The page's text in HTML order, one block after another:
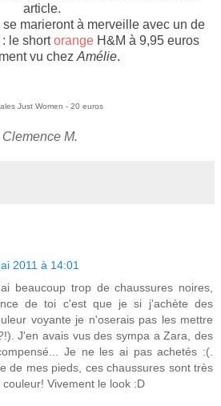
article.
marieront à merveille avec un de
le shortorangeH&M à 9,95 euros
vu chez Amélie.
Just Women - 20 euros
Clemence M.
2011 à 14:01
beaucoup trop de chaussures noires,
de toi c'est que je si j'achète des
voyante je n'oserais pas les mettre
J'en avais vus des sympa a Zara, des
Je ne les ai pas achetés :(.
de mes pieds, ces chaussures sont très
Vivement le look :D